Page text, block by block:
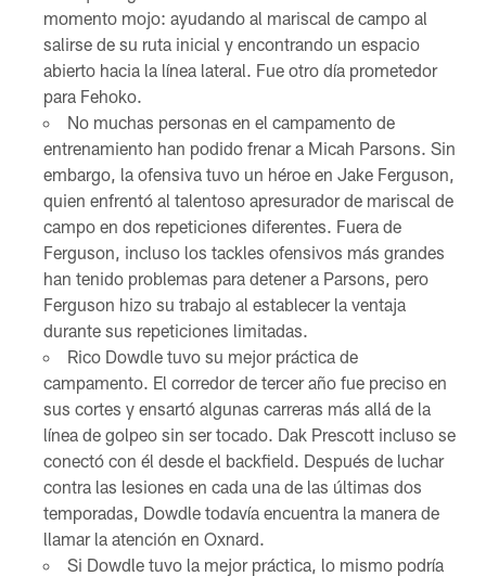
momento mojo: ayudando al mariscal de campo al
salirse de su ruta inicial y encontrando un espacio
abierto hacia la línea lateral. Fue otro día prometedor
para Fehoko.
No muchas personas en el campamento de
entrenamiento han podido frenar a Micah Parsons. Sin
embargo, la ofensiva tuvo un héroe en Jake Ferguson,
quien enfrentó al talentoso apresurador de mariscal de
campo en dos repeticiones diferentes. Fuera de
Ferguson, incluso los tackles ofensivos más grandes
han tenido problemas para detener a Parsons, pero
Ferguson hizo su trabajo al establecer la ventaja
durante sus repeticiones limitadas.
Rico Dowdle tuvo su mejor práctica de
campamento. El corredor de tercer año fue preciso en
sus cortes y ensartó algunas carreras más allá de la
línea de golpeo sin ser tocado. Dak Prescott incluso se
conectó con él desde el backfield. Después de luchar
contra las lesiones en cada una de las últimas dos
temporadas, Dowdle todavía encuentra la manera de
llamar la atención en Oxnard.
Si Dowdle tuvo la mejor práctica, lo mismo podría